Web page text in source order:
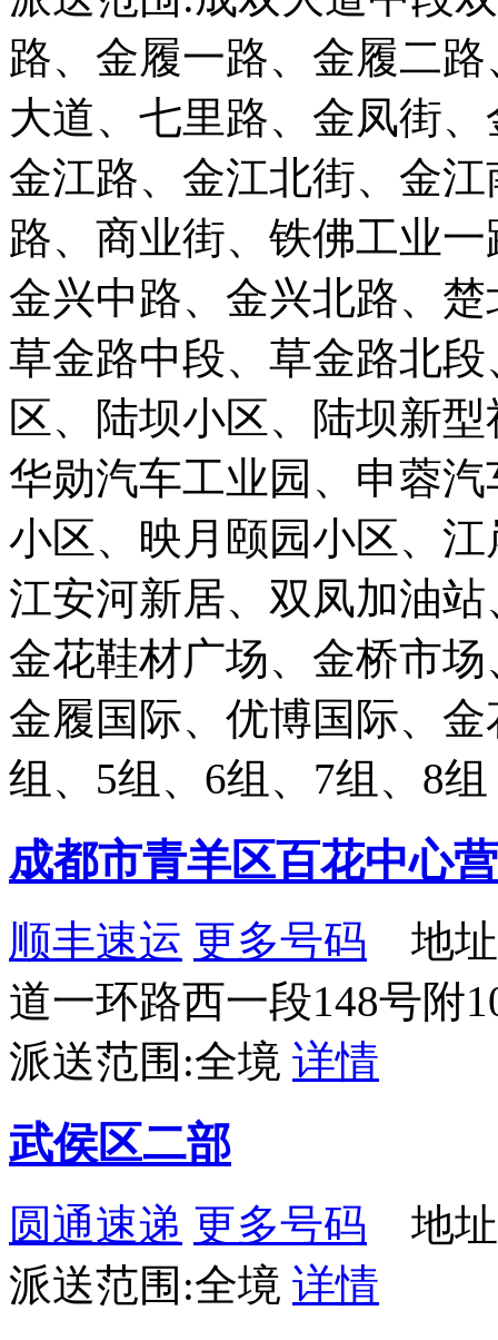
路、金履一路、金履二
大道、七里路、金凤街
金江路、金江北街、金
路、商业街、铁佛工业
金兴中路、金兴北路、
草金路中段、草金路北
区、陆坝小区、陆坝新
华勋汽车工业园、申蓉
小区、映月颐园小区、
江安河新居、双凤加油
金花鞋材广场、金桥市
金履国际、优博国际、
组、5组、6组、7组、8组
成都市青羊区百花中心
顺丰速运 更多号码 地址
道一环路西一段148号附
派送范围:全境 详情
武侯区二部
圆通速递 更多号码 地址
派送范围:全境 详情